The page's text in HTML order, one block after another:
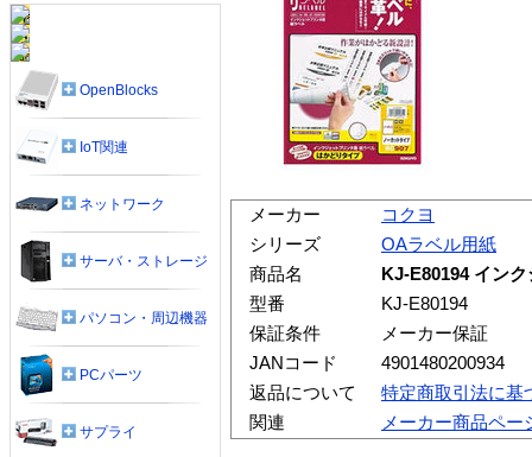
メーカー
コクヨ
シリーズ
OAラベル用紙
商品名
KJ-E80194 イン
型番
KJ-E80194
保証条件
メーカー保証
JANコード
4901480200934
返品について
特定商取引法に基
関連
メーカー商品ペー
OpenBlocks
IoT関連
ネットワーク
サーバ・ストレージ
パソコン・周辺機器
PCパーツ
サプライ